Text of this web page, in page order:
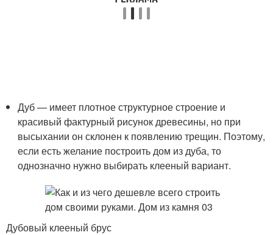
Дуб — имеет плотное структурное строение и
красивый фактурный рисунок древесины, но при
высыхании он склонен к появлению трещин. Поэтому,
если есть желание построить дом из дуба, то
однозначно нужно выбирать клееный вариант.
Дубовый клееный брус